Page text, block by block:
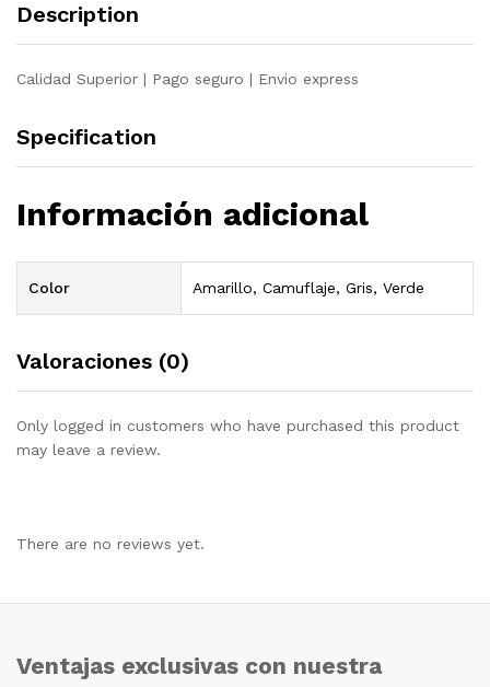
Description
Calidad Superior | Pago seguro | Envio express
Specification
Información adicional
Color Amarillo, Camuflaje, Gris, Verde
Valoraciones (0)
Only logged in customers who have purchased this product
may leave a review.
There are no reviews yet.
Ventajas exclusivas con nuestra